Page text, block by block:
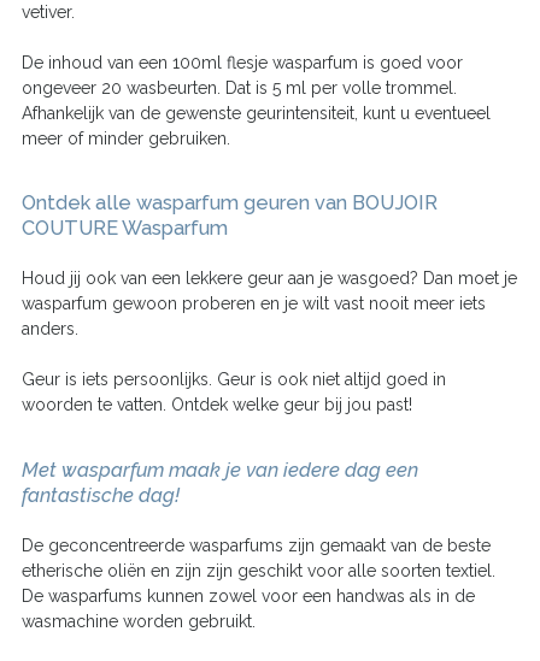
vetiver.
De inhoud van een 100ml flesje wasparfum is goed voor
ongeveer 20 wasbeurten. Dat is 5 ml per volle trommel.
Afhankelijk van de gewenste geurintensiteit, kunt u eventueel
meer of minder gebruiken.
Ontdek alle wasparfum geuren van BOUJOIR
COUTURE Wasparfum
Houd jij ook van een lekkere geur aan je wasgoed? Dan moet je
wasparfum gewoon proberen en je wilt vast nooit meer iets
anders.
Geur is iets persoonlijks. Geur is ook niet altijd goed in
woorden te vatten. Ontdek welke geur bij jou past!
Met wasparfum maak je van iedere dag een
fantastische dag!
De geconcentreerde wasparfums zijn gemaakt van de beste
etherische oliën en zijn zijn geschikt voor alle soorten textiel.
De wasparfums kunnen zowel voor een handwas als in de
wasmachine worden gebruikt.